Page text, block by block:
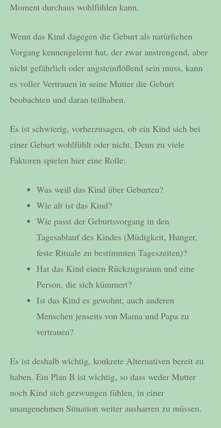
Moment durchaus wohlfühlen kann.
Wenn das Kind dagegen die Geburt als natürlichen
Vorgang kennengelernt hat, der zwar anstrengend, aber
nicht gefährlich oder angsteinflößend sein muss, kann
es voller Vertrauen in seine Mutter die Geburt
beobachten und daran teilhaben.
Es ist schwierig, vorherzusagen, ob ein Kind sich bei
einer Geburt wohlfühlt oder nicht. Denn zu viele
Faktoren spielen hier eine Rolle:
Was weiß das Kind über Geburten?
Wie alt ist das Kind?
Wie passt der Geburtsvorgang in den
Tagesablauf des Kindes (Müdigkeit, Hunger,
feste Rituale zu bestimmten Tageszeiten)?
Hat das Kind einen Rückzugsraum und eine
Person, die sich kümmert?
Ist das Kind es gewohnt, auch anderen
Menschen jenseits von Mama und Papa zu
vertrauen?
Es ist deshalb wichtig, konkrete Alternativen bereit zu
haben. Ein Plan B ist wichtig, so dass weder Mutter
noch Kind sich gezwungen fühlen, in einer
unangenehmen Situation weiter ausharren zu müssen.